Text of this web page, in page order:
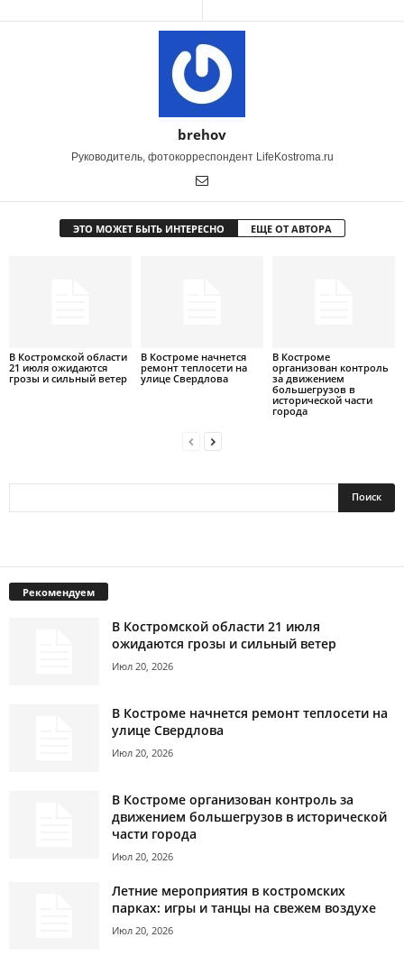
brehov
Руководитель, фотокорреспондент LifeKostroma.ru
ЭТО МОЖЕТ БЫТЬ ИНТЕРЕСНО ЕЩЕ ОТ АВТОРА
В Костромской области
21 июля ожидаются
грозы и сильный ветер
В Костроме начнется
ремонт теплосети на
улице Свердлова
В Костроме
организован контроль
за движением
большегрузов в
исторической части
города
Рекомендуем
В Костромской области 21 июля
ожидаются грозы и сильный ветер
Июл 20, 2026
В Костроме начнется ремонт теплосети на
улице Свердлова
Июл 20, 2026
В Костроме организован контроль за
движением большегрузов в исторической
части города
Июл 20, 2026
Летние мероприятия в костромских
парках: игры и танцы на свежем воздухе
Июл 20, 2026